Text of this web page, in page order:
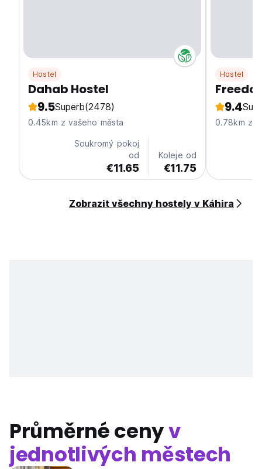
Hostel
Dahab Hostel
9.5Superb(2478)
0.45km z vašeho města
Soukromý pokoj
od
€11.65
Koleje od
€11.75
Hostel
9.4
0.78km z
Zobrazit všechny hostely v Káhira
Průměrné cenyv
jednotlivých městech